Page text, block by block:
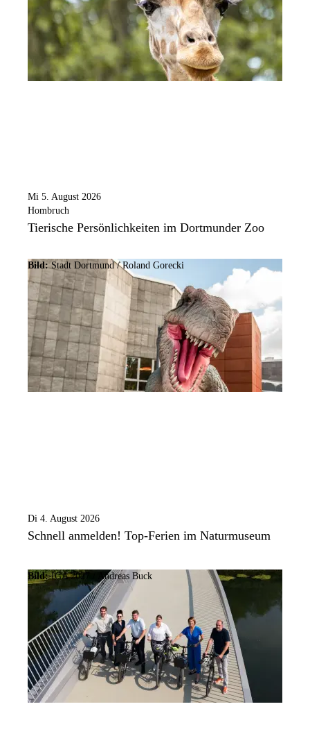
Mi 5. August 2026
Hombruch
Tierische Persönlichkeiten im Dortmunder Zoo
Bild:Stadt Dortmund / Roland Gorecki
Di 4. August 2026
Schnell anmelden! Top-Ferien im Naturmuseum
Bild: IGA 2027 / Andreas Buck